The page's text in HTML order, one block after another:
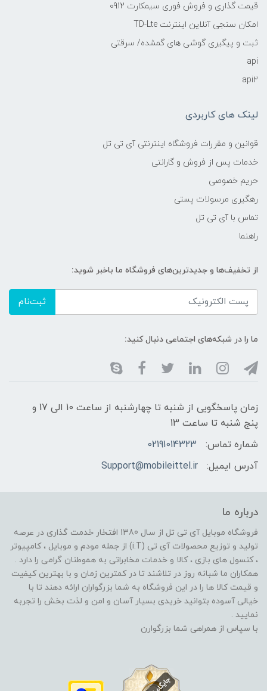
قیمت گذاری و فروش فوری سیمکارت 0912
امکان سنجی آنلاین اینترنت TD-Lte
ثبت و پیگیری گوشی های گمشده/ سرقتی
api
api2
لینک های کاربردی
قوانین و مقررات فروشگاه اینترنتی آی تی تل
خدمات پس از فروش و گارانتی
حریم خصوصی
رهگیری مرسولات پستی
تماس با آی تی تل
راهنما
از تخفیف‌ها و جدیدترین‌های فروشگاه ما باخبر شوید:
ثبت‌نام
ما را در شبکه‌های اجتماعی دنبال کنید:
زمان پاسخگویی از شنبه تا چهارشنبه از ساعت 10 الی 17 و
پنج شنبه تا ساعت 13
شماره تماس:
02191014323
آدرس ایمیل:
Support@mobileittel.ir
درباره ما
فروشگاه موبایل آی تی تل از سال 1380 افتخار خدمت گذاری در عرصه
تولید و توزیع محصولات آی تی (i.T) از جمله مودم و موبایل ، کامپیوتر
، کنسول های بازی ، کالا و خدمات مخابراتی به هموطنان گرامی را دارد .
همکاران ما شبانه روز در تلاشند تا در کمترین زمان و با بهترین کیفیت
و قیمت کالا ها را در این فروشگاه به شما بزرگواران ارائه دهند تا با
خیالی آسوده بتوانید خریدی بسیار آسان و امن و لذت بخش را تجربه
نمایید .
با سپاس از همراهی شما بزرگوارن